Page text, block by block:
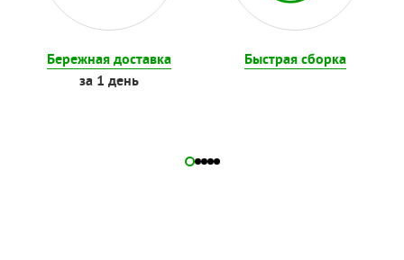
Бережная доставка
за 1 день
Быстрая сборка